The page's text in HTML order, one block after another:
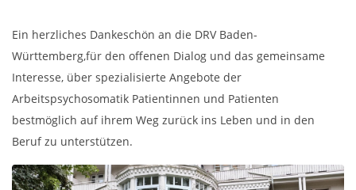
Ein herzliches Dankeschön an die DRV Baden-
Württemberg,für den offenen Dialog und das gemeinsame
Interesse, über spezialisierte Angebote der
Arbeitspsychosomatik Patientinnen und Patienten
bestmöglich auf ihrem Weg zurück ins Leben und in den
Beruf zu unterstützen.